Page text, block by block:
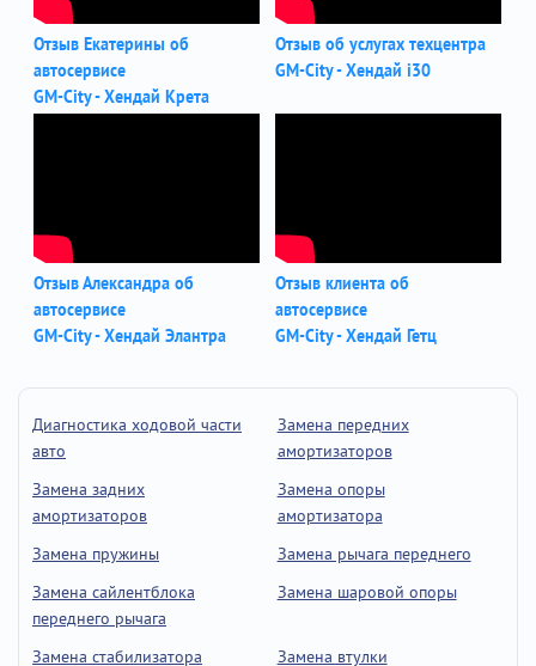
Отзыв Екатерины об
автосервисе
GM-City - Хендай Крета
Отзыв об услугах техцентра
GM-City - Хендай i30
Отзыв Александра об
автосервисе
GM-City - Хендай Элантра
Отзыв клиента об
автосервисе
GM-City - Хендай Гетц
Диагностика ходовой части
авто
Замена передних
амортизаторов
Замена задних
амортизаторов
Замена опоры
амортизатора
Замена пружины
Замена рычага переднего
Замена сайлентблока
переднего рычага
Замена шаровой опоры
Замена стабилизатора
Замена втулки